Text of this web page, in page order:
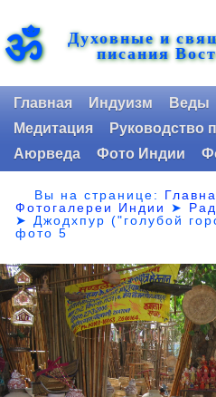
ॐ Духовные и
писания
Главная Индуизм Веды
Медитация
Руководство
Аюрведа
Фото Индии
Вы на странице:
Фотогалереи Индии
➤
➤ Джодхпур ("голубой
фото 5